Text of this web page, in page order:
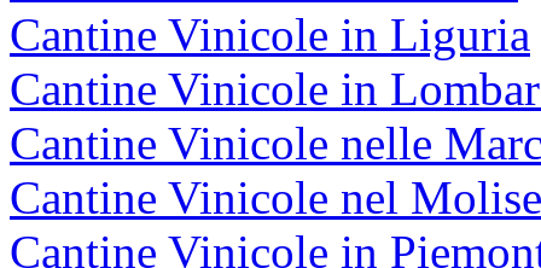
Cantine Vinicole in Liguria
Cantine Vinicole in
Cantine Vinicole nelle
Cantine Vinicole nel Molise
Cantine Vinicole in